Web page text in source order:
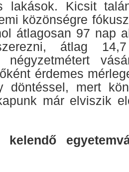
lakások. Kicsit
közönségre
átlagosan 97 nap
átlag
négyzetmétert
érdemes
döntéssel, mert
már elviszik
kelendő